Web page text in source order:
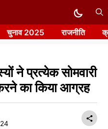
चुनाव 2025 राजनीति
ने प्रत्येक सोमवारी
का किया आग्रह